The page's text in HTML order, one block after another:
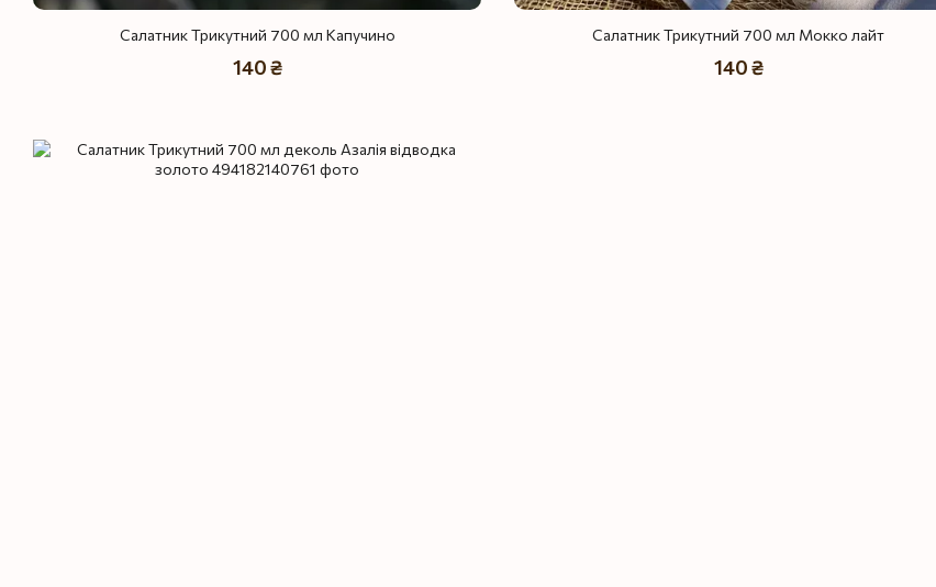
Салатник Трикутний 700 мл Капучино
140 ₴
Салатник Трикутний 700 мл Мокко лайт
140 ₴